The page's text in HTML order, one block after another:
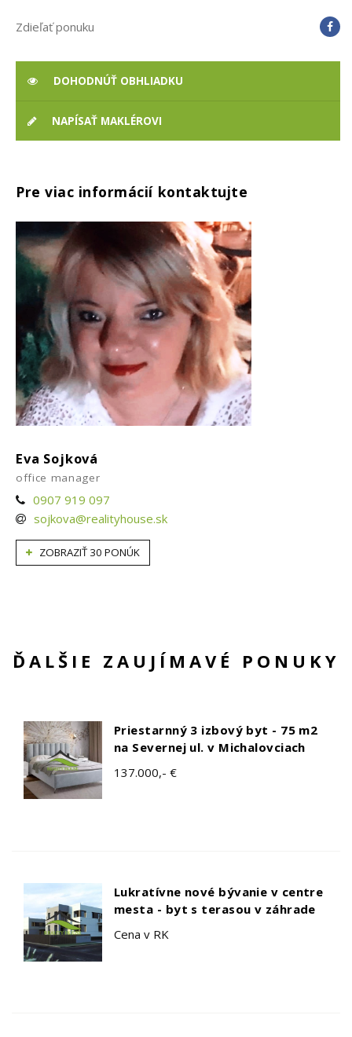
Zdieľať ponuku
DOHODNÚŤ OBHLIADKU
NAPÍSAŤ MAKLÉROVI
Pre viac informácií kontaktujte
Eva Sojková
office manager
0907 919 097
sojkova@realityhouse.sk
ZOBRAZIŤ 30 PONÚK
ĎALŠIE ZAUJÍMAVÉ PONUKY
Priestarnný 3 izbový byt - 75 m2
na Severnej ul. v Michalovciach
137.000,- €
Lukratívne nové bývanie v centre
mesta - byt s terasou v záhrade
Cena v RK